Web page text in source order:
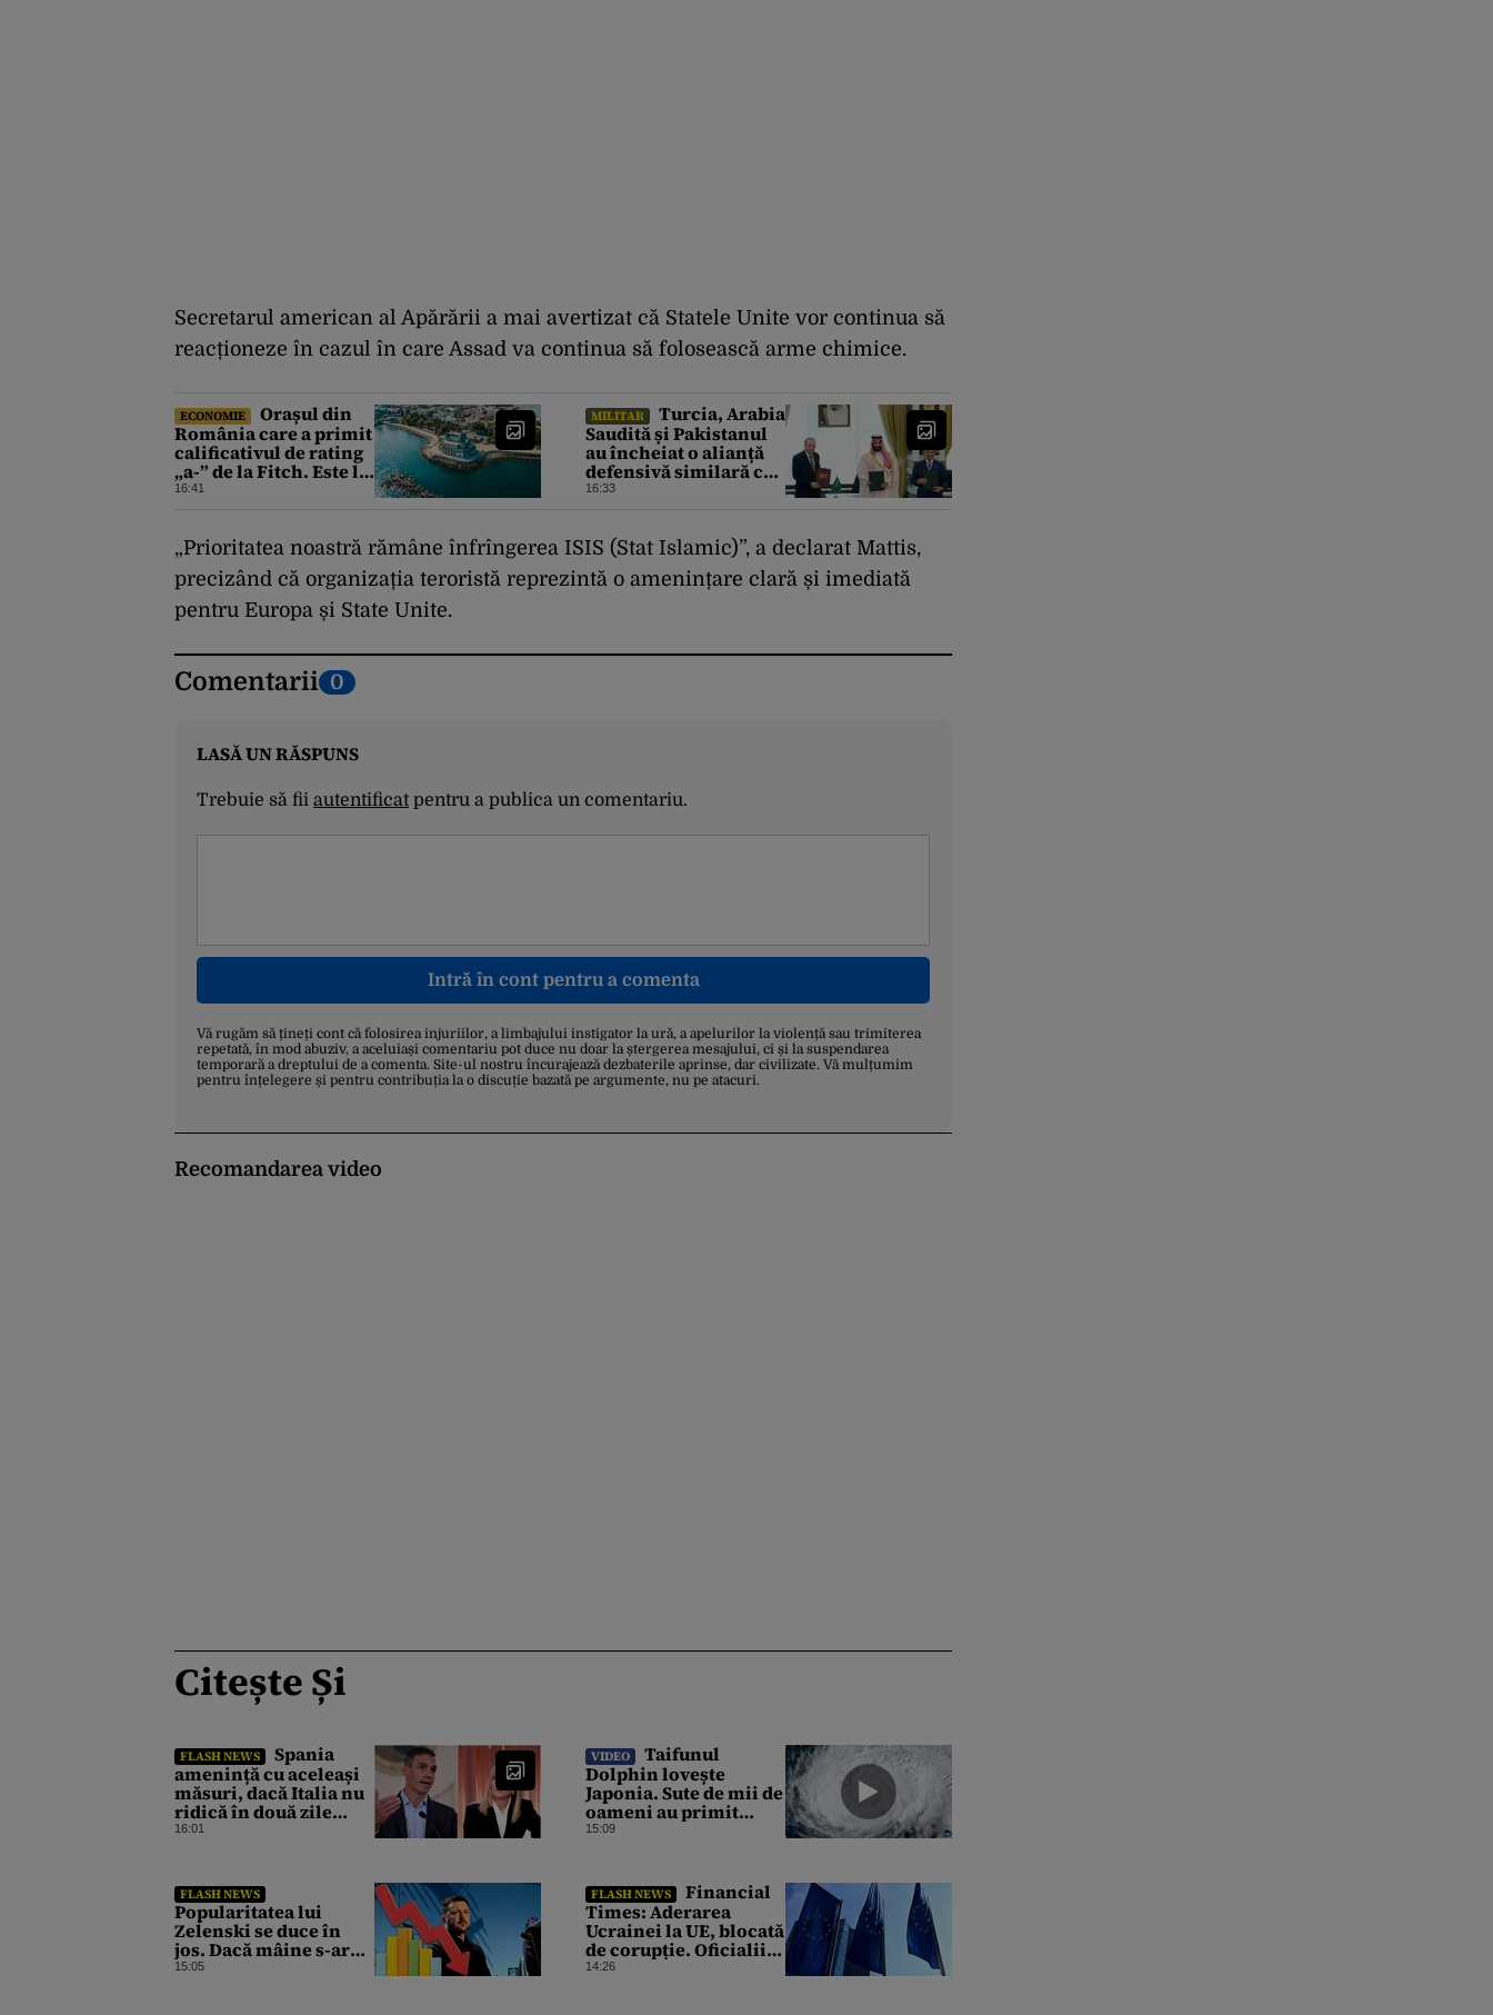
Secretarul american al Apărării a mai avertizat că Statele Unite vor continua să
reacționeze în cazul în care Assad va continua să folosească arme chimice.
ECONOMIE
Orașul din
România care a primit
calificativul de rating
„a-” de la Fitch. Este la
același nivel cu
16:41
MILITAR
Turcia, Arabia
Saudită și Pakistanul
au încheiat o alianță
defensivă similară cu
NATO în lumea
Orientul Mijlociu
16:33
„Prioritatea noastră rămâne înfrîngerea ISIS (Stat Islamic)”, a declarat Mattis,
precizând că organizația teroristă reprezintă o amenințare clară și imediată
pentru Europa și State Unite.
Comentarii 0
LASĂ UN RĂSPUNS
Trebuie să fii autentificatpentru a publica un comentariu.
Intră în cont pentru a comenta
Vă rugăm să țineți cont că folosirea injuriilor, a limbajului instigator la ură, a apelurilor la violență sau trimiterea
repetată, în mod abuziv, a aceluiași comentariu pot duce nu doar la ștergerea mesajului, ci și la suspendarea
temporară a dreptului de a comenta. Site-ul nostru încurajează dezbaterile aprinse, dar civilizate. Vă mulțumim
pentru înțelegere și pentru contribuția la o discuție bazată pe argumente, nu pe atacuri.
Recomandarea video
Citește Și
FLASH NEWS
Spania
amenință cu aceleași
măsuri, dacă Italia nu
ridică în două zile
controalele asupra
migrației
16:01
VIDEO
Taifunul
Dolphin lovește
Japonia. Sute de mii de
oameni au primit
ordin de evacuare, iar
15:09
FLASH NEWS
Popularitatea lui
Zelenski se duce în
jos. Dacă mâine s-ar
organiza alegeri în
15:05
FLASH NEWS
Financial
Times: Aderarea
Ucrainei la UE, blocată
de corupție. Oficialii
europeni spun că o
14:26